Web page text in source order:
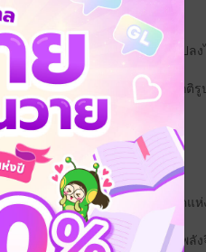
ปลงโลก ผลักการใช้ชีวิตเปลี่ยนแปล
ผลักให้ผู้คนทั่วโลกเข้าสู่ “ความปกติ
ารขับเคลื่อนทางเทคโนโลยี ยุคแ
า (นอกเหนือจากกฎหมาย และพลั